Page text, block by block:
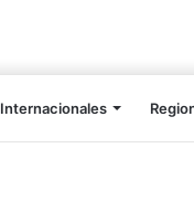
Internacionales